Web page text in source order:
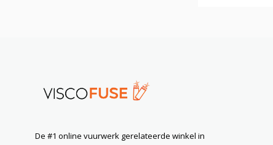
De #1 online vuurwerk gerelateerde winkel in